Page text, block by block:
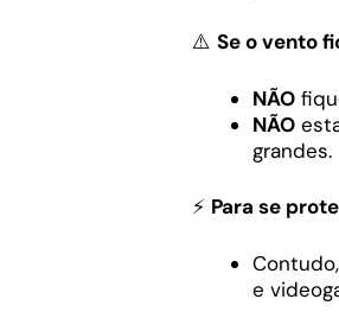
⚠️ Se o vento
NÃO
NÃO
grandes.
⚡ Para se
e